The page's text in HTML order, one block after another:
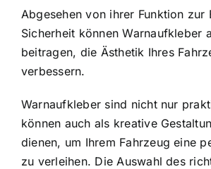
Abgesehen von ihrer Funktion zur
Sicherheit können Warnaufkleber
beitragen, die Ästhetik Ihres
verbessern.
Warnaufkleber sind nicht nur
können auch als kreative
dienen, um Ihrem Fahrzeug eine
zu verleihen. Die Auswahl des